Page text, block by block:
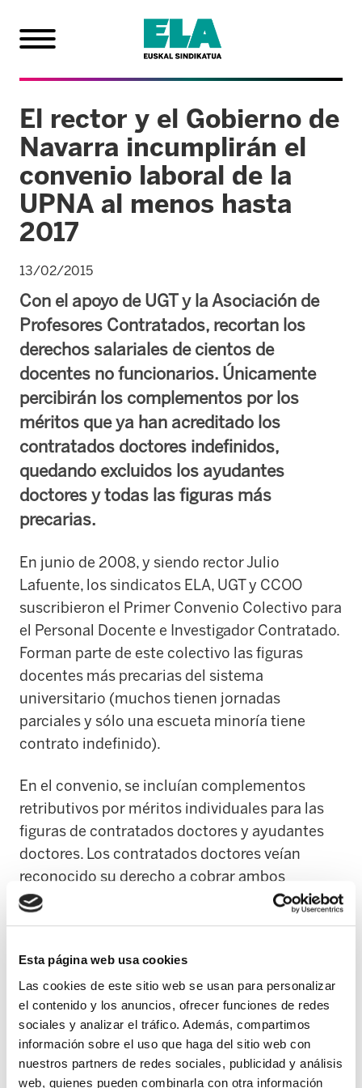
Esta página web usa cookies
Las cookies de este sitio web se usan para personalizar
el contenido y los anuncios, ofrecer funciones de redes
sociales y analizar el tráfico. Además, compartimos
información sobre el uso que haga del sitio web con
nuestros partners de redes sociales, publicidad y análisis
web, quienes pueden combinarla con otra información
El rector y el Gobierno de
Navarra incumplirán el
convenio laboral de la
UPNA al menos hasta
2017
13/02/2015
Con el apoyo de UGT y la Asociación de
Profesores Contratados, recortan los
derechos salariales de cientos de
docentes no funcionarios. Únicamente
percibirán los complementos por los
méritos que ya han acreditado los
contratados doctores indefinidos,
quedando excluidos los ayudantes
doctores y todas las figuras más
precarias.
En junio de 2008, y siendo rector Julio
Lafuente, los sindicatos ELA, UGT y CCOO
suscribieron el Primer Convenio Colectivo para
el Personal Docente e Investigador Contratado.
Forman parte de este colectivo las figuras
docentes más precarias del sistema
universitario (muchos tienen jornadas
parciales y sólo una escueta minoría tiene
contrato indefinido).
En el convenio, se incluían complementos
retributivos por méritos individuales para las
figuras de contratados doctores y ayudantes
doctores. Los contratados doctores veían
reconocido su derecho a cobrar ambos
complementos y los ayudantes doctores, los
complementos por méritos docentes. Sin
recoge desde 2008, corresponde al Gobierno
de Navarra reglamentar mediante Decreto Foral
cómo deben abonarse dichos complementos.
Pues bien, pasados seis años y medio y en
vísperas de dos procesos electorales (al